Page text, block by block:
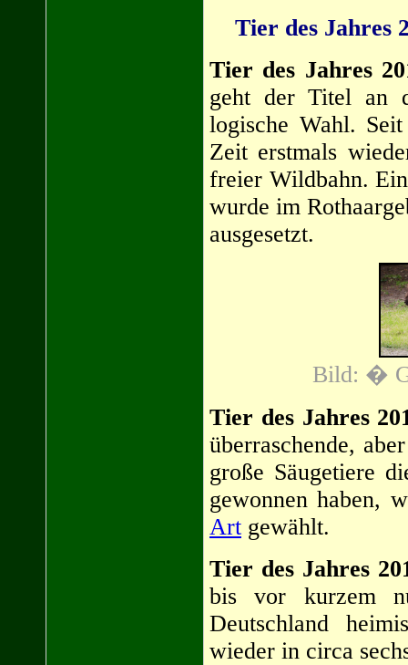
Tier des Jahres
Tier des Jahres
geht der Titel an
logische Wahl.
Zeit erstmals
freier Wildbahn.
wurde im
ausgesetzt.
Bild: �
Tier des Jahres
überraschende,
große Säugetiere
gewonnen haben,
Art gewählt.
Tier des Jahres
bis vor kurzem
Deutschland
wieder in circa